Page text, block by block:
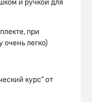
и ручкой для
при
очень легко)
курс" от